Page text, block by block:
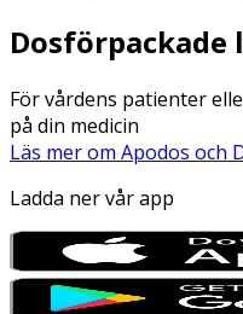
Dosförpackade
För vårdens patienter
på din medicin
Läs mer om Apodos och
Ladda ner vår app